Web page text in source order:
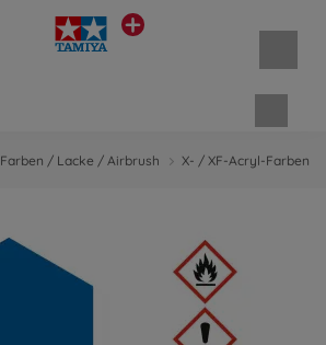
Farben / Lacke / Airbrush X- / XF-Acryl-Farben